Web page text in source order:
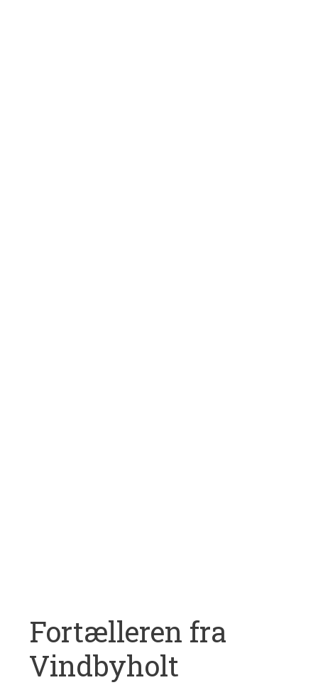
Fortælleren fra
Vindbyholt